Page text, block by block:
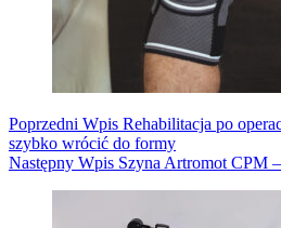
Poprzedni Wpis Rehabilitacja po
szybko wrócić do formy
Następny Wpis Szyna Artromot CPM